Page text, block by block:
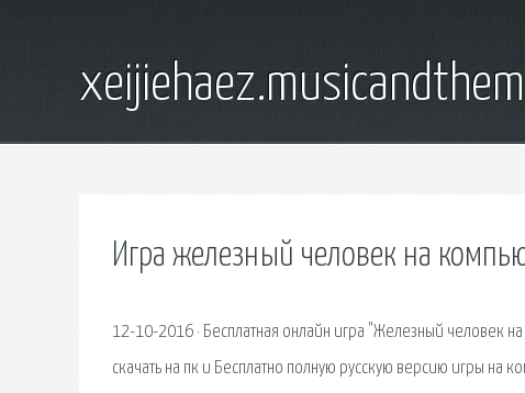
Игра железный человек на
12-10-2016 · Бесплатная онлайн игра "Железный человек
скачать на пк и Бесплатно полную русскую версию игры на